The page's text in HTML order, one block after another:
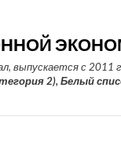
выпускается с 2011
2), Белый